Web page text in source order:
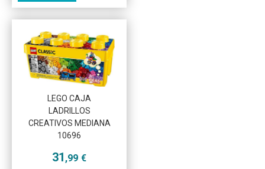
LEGO CAJA
LADRILLOS
CREATIVOS MEDIANA
10696
31 ,99 €